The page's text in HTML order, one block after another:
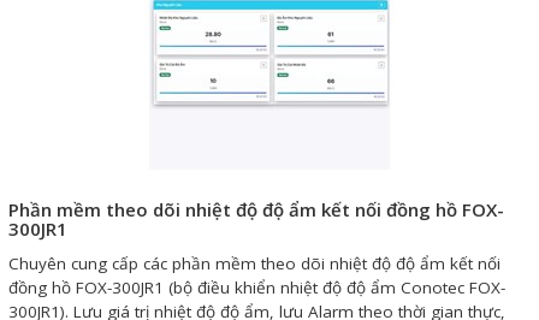
Phần mềm theo dõi nhiệt độ độ ẩm kết nối đồng hồ FOX-
300JR1
Chuyên cung cấp các phần mềm theo dõi nhiệt độ độ ẩm kết nối
đồng hồ FOX-300JR1 (bộ điều khiển nhiệt độ độ ẩm Conotec FOX-
300JR1). Lưu giá trị nhiệt độ độ ẩm, lưu Alarm theo thời gian thực,
Thiết kế tủ điện công nghiệp
Sửa chữa biến tần
Sửa chữa PLC